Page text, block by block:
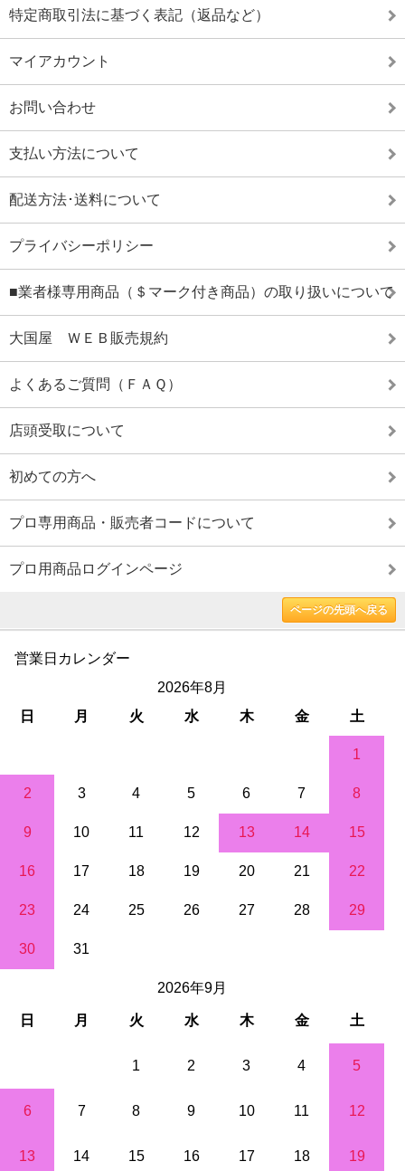
特定商取引法に基づく表記（返品など）
マイアカウント
お問い合わせ
支払い方法について
配送方法･送料について
プライバシーポリシー
■業者様専用商品（＄マーク付き商品）の取り扱いについて
大国屋 ＷＥＢ販売規約
よくあるご質問（ＦＡＱ）
店頭受取について
初めての方へ
プロ専用商品・販売者コードについて
プロ用商品ログインページ
ページの先頭へ戻る
営業日カレンダー
2026年8月
日
月 火 水 木 金 土
1
2 3 4 5 6 7 8
9 10 11 12 13 14 15
16 17 18 19 20 21 22
23 24 25 26 27 28 29
30 31
2026年9月
日 月 火 水 木 金 土
1 2 3 4 5
6 7 8 9 10 11 12
13 14 15 16 17 18 19